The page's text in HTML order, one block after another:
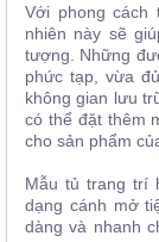
Với phong
nhiên này sẽ
tượng. Những
phức tạp, vừa
không gian lưu
có thể đặt thêm
cho sản phẩm
Mẫu tủ trang trí
dạng cánh mở
dàng và nhanh